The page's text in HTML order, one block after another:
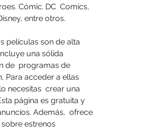
Cómic. DC  Comics,
entre otros.
una sólida
de  programas de
Para acceder a ellas
necesitas  crear una
página es gratuita y
Además,  ofrece
estrenos